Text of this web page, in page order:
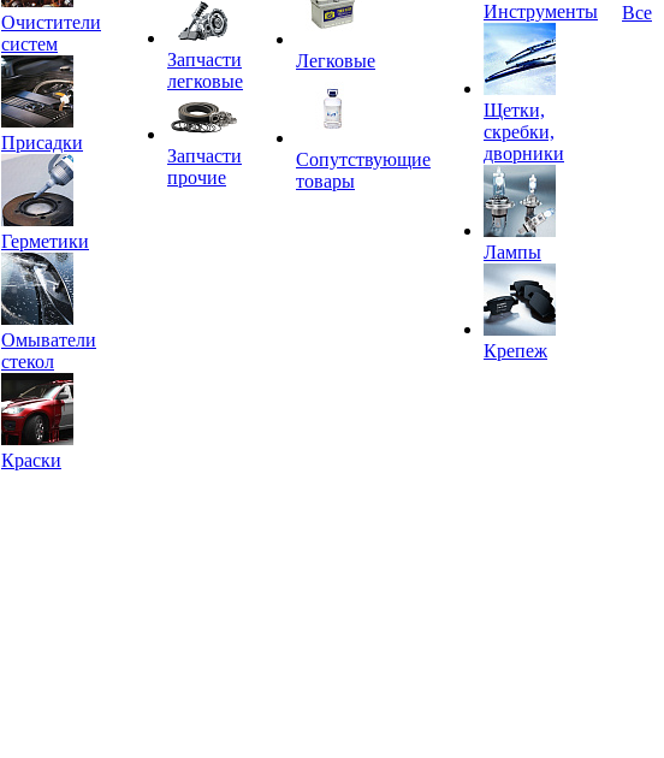
Очистители
систем
Присадки
Герметики
Омыватели
стекол
Краски
Запчасти
легковые
Запчасти
прочие
Легковые
Сопутствующие
товары
Инструменты
Щетки,
скребки,
дворники
Лампы
Крепеж
Все